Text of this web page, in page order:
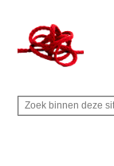
naar
de
inhoud
secondary
naar
de
sidebar
naar
de
Rechts
Z
Z